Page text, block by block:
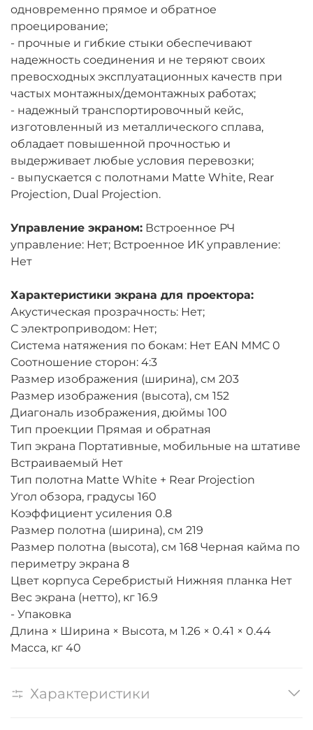
одновременно прямое и обратное
проецирование;
- прочные и гибкие стыки обеспечивают
надежность соединения и не теряют своих
превосходных эксплуатационных качеств при
частых монтажных/демонтажных работах;
- надежный транспортировочный кейс,
изготовленный из металлического сплава,
обладает повышенной прочностью и
выдерживает любые условия перевозки;
- выпускается с полотнами Matte White, Rear
Projection, Dual Projection.
Управление экраном: Встроенное РЧ
управление: Нет; Встроенное ИК управление:
Нет
Характеристики экрана для проектора:
Акустическая прозрачность: Нет;
С электроприводом: Нет;
Система натяжения по бокам: Нет EAN MMC 0
Соотношение сторон: 4:3
Размер изображения (ширина), см 203
Размер изображения (высота), см 152
Диагональ изображения, дюймы 100
Тип проекции Прямая и обратная
Тип экрана Портативные, мобильные на штативе
Встраиваемый Нет
Тип полотна Matte White + Rear Projection
Угол обзора, градусы 160
Коэффициент усиления 0.8
Размер полотна (ширина), см 219
Размер полотна (высота), см 168 Черная кайма по
периметру экрана 8
Цвет корпуса Серебристый Нижняя планка Нет
Вес экрана (нетто), кг 16.9
- Упаковка
Длина × Ширина × Высота, м 1.26 × 0.41 × 0.44
Масса, кг 40
Характеристики